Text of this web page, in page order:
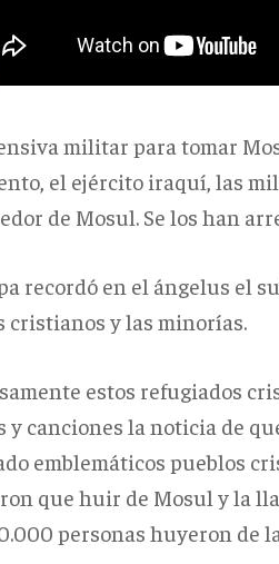
militar para tomar
el ejército iraquí, las
de Mosul. Se los han
recordó en el ángelus el
cristianos y las minorías.
estos refugiados
y canciones la noticia de
emblemáticos pueblos
que huir de Mosul y la
personas huyeron de